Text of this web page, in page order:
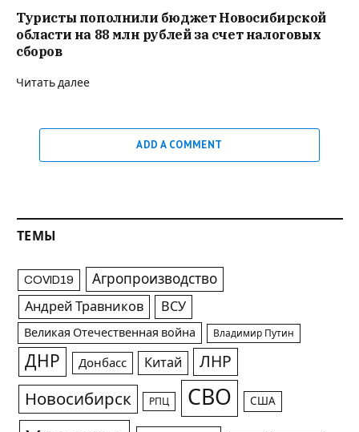
Туристы пополнили бюджет Новосибирской
области на 88 млн рублей за счет налоговых
сборов
Читать далее
ADD A COMMENT
ТЕМЫ
COVID19 Агропроизводство
Андрей Травников ВСУ
Великая Отечественная война Владимир Путин
ДНР Донбасс Китай ЛНР
Новосибирск РПЦ СВО США